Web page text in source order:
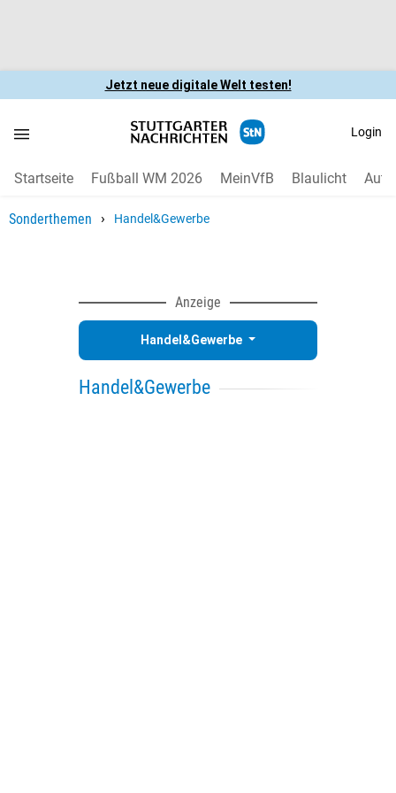
Jetzt neue digitale Welt testen!
Login
Startseite Fußball WM 2026 MeinVfB Blaulicht Auto
Sonderthemen › Handel&Gewerbe
Anzeige
Handel&Gewerbe
Handel&Gewerbe